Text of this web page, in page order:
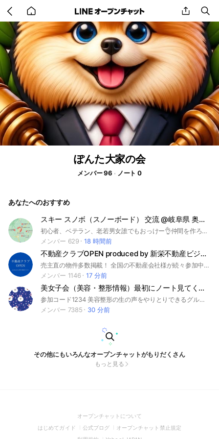
back
to
home
share
ぽんた大家の会
メンバー 96 ノート 0
あなたへのおすすめ
スキー スノボ（スノーボード） 交流 @岐阜県 奥美濃
初心者、ベテラン、老若男女誰でもおっけー👌仲間を作ろう #岐阜県 #スキー #スノボ #スノーフィート #御岳2240 #めいほうスキー場 #アウトドアイン母袋温泉スキー場 #スノーウェーブパーク 白鳥高原 #ウイングヒルズ白鳥リゾート #ひるがの高原スキー場 #ホワイトピアたかす #ダイナランド #郡上ヴァカンス村スキー場 #鷲ヶ岳スキー場 #高鷲スノーパーク
メンバー 629
18 時間前
不動産クラブOPEN produced by 新栄不動産ビジネス
売主直の物件多数掲載！ 全国の不動産会社様が続々参加中！ 不動産売買＋賃貸情報交換を中心としたLINEです。 ビルメンテナンス＋設備＋建築会社様も続々参加！ 本LINEであらゆる不動産業務が完結すること目指してます（購入-管理-売却） 本LINE加入にあたり以下の3点の情報頂いております。 1.会社名 2.会社住所（東京、大阪、大分など） 3.名前 3点の情報開示が無い場合、参加はお断りしております。 ご理解頂けましたら幸いです！ 現在、全国の不動産会社＋海外の不動産会社へコンタクトしております！ 目指せ1万人！
メンバー 1146
17 分前
美女子会（美容・整形情報）最初にノート見てください
参加コード1234 美容整形の生の声をやりとりできるグループです♪ ステマ一切なしの本当の情報を教えてください❤️ 韓国 ファッション コスメ グルメ 女子力 旅行 メイク
メンバー 7385
30 分前
その他にもいろんなオープンチャットがもりだくさん
もっと見る
オープンチャットについて
in
はじめてガイド
(Open
in
公式ブログ
(Open
in
オープンチャット禁止規定(Open